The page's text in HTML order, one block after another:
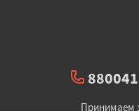
Принимаем